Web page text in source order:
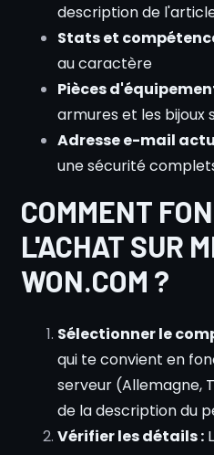
description de
Stats et
au caractère
Pièces
armures et les bijoux
Adresse e-mail
une sécurité
COMMENT
L'ACHAT SUR
WON.COM ?
Sélectionner le
qui te convient en
serveur (Allemagne,
de la description du
Vérifier les détails :